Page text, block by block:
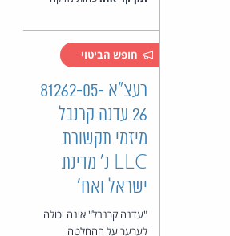
חופש הביטוי
רעצ"א 81262-05-
26 עדנה קרנבל
מיזמי תקשורת
LLC נ' מדינת
ישראל ואח'
"עדנה קרנבל" אינה יכולה
לערער על ההחלטה